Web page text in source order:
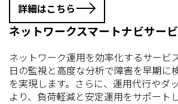
詳細はこちら
ネットワークスマートナビサー
ネットワーク運用を効率化するサービ
日の監視と高度な分析で障害を早期に
を実現します。さらに、運用代行やダ
より、負荷軽減と安定運用をサポートし